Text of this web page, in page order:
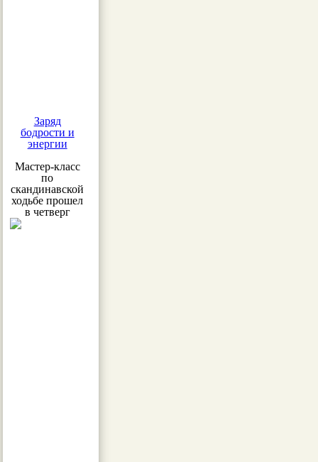
Заряд
бодрости и
энергии
Мастер-класс
по
скандинавской
ходьбе прошел
в четверг